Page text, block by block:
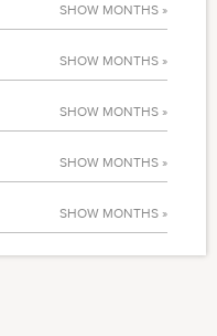
SHOW MONTHS »
SHOW MONTHS »
SHOW MONTHS »
SHOW MONTHS »
SHOW MONTHS »